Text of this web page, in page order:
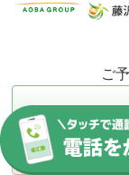
ご